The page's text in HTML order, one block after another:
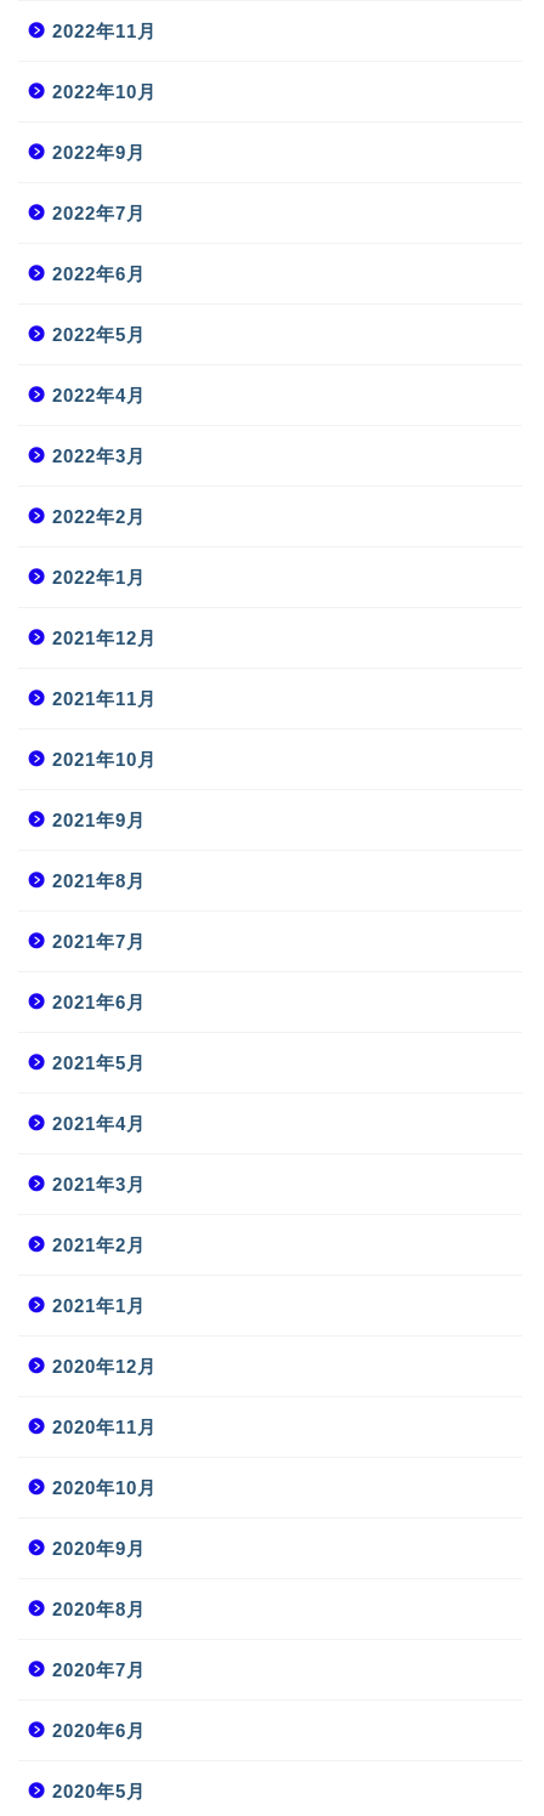
2022年11月
2022年10月
2022年9月
2022年7月
2022年6月
2022年5月
2022年4月
2022年3月
2022年2月
2022年1月
2021年12月
2021年11月
2021年10月
2021年9月
2021年8月
2021年7月
2021年6月
2021年5月
2021年4月
2021年3月
2021年2月
2021年1月
2020年12月
2020年11月
2020年10月
2020年9月
2020年8月
2020年7月
2020年6月
2020年5月